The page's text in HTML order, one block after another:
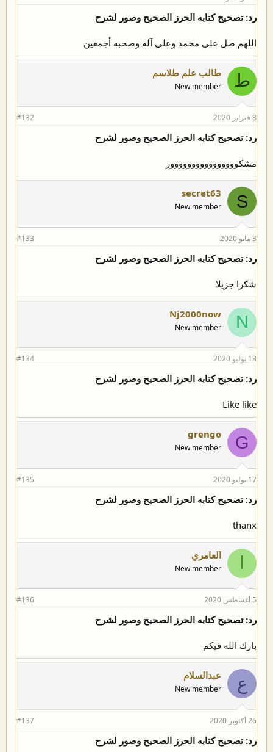
رد: تصحيح كتابه الحرز الصحيح وصور لشرح
اللهم صل على محمد وعلى آله وصحبه أجمعين
ط طالب علم طلاسم
New member
8 فبراير 2020 #132
رد: تصحيح كتابه الحرز الصحيح وصور لشرح
مشكوووووووووووووووور
S
secret63
New member
3 مايو 2020 #133
رد: تصحيح كتابه الحرز الصحيح وصور لشرح
شكرا جزيلا
N
Nj2000now
New member
13 يوليو 2020 #134
رد: تصحيح كتابه الحرز الصحيح وصور لشرح
Like like
G
grengo
New member
17 يوليو 2020 #135
رد: تصحيح كتابه الحرز الصحيح وصور لشرح
thanx
العامري
New member
5 أغسطس 2020 #136
رد: تصحيح كتابه الحرز الصحيح وصور لشرح
بارك الله فيكم
ع عبدالسلام
New member
26 أكتوبر 2020 #137
رد: تصحيح كتابه الحرز الصحيح وصور لشرح